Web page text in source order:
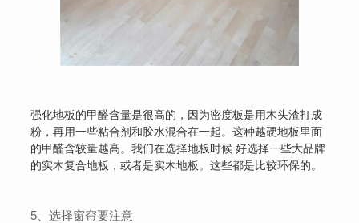
强化地板的甲醛含量是很高的，因为密度板是用木头渣打成
粉，再用一些粘合剂和胶水混合在一起。这种越硬地板里面
的甲醛含较量越高。我们在选择地板时候.好选择一些大品牌
的实木复合地板，或者是实木地板。这些都是比较环保的。
5、选择窗帘要注意